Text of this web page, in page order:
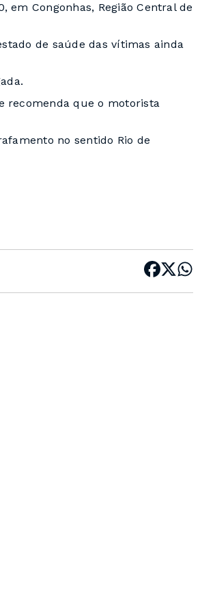
Congonhas, Região Central de
de saúde das vítimas ainda
recomenda que o motorista
no sentido Rio de